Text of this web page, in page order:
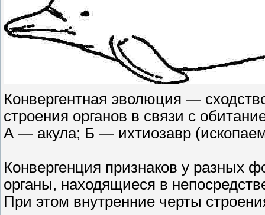
Конвергентная эволюция —
строения органов в связи с
А — акула; Б — ихтиозавр
Конвергенция признаков у разных
органы, находящиеся в
При этом внутренние черты